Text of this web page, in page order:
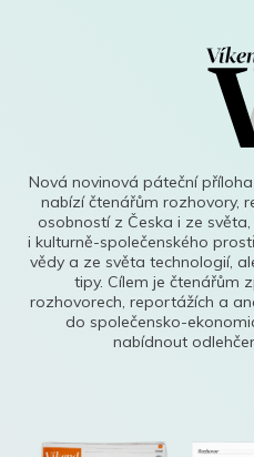
Nová novinová páteční
nabízí čtenářům rozhovory,
osobností z Česka i ze
i kulturně-společenského
vědy a ze světa technologií,
tipy. Cílem je čtenářům
rozhovorech, reportážích a
do společensko-
nabídnout